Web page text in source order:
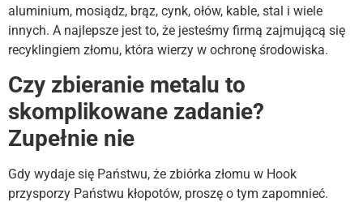
aluminium, mosiądz, brąz, cynk, ołów, kable, stal i wiele
innych. A najlepsze jest to, że jesteśmy firmą zajmującą się
recyklingiem złomu, która wierzy w ochronę środowiska.
Czy zbieranie metalu to
skomplikowane zadanie?
Zupełnie nie
Gdy wydaje się Państwu, że zbiórka złomu w Hook
przysporzy Państwu kłopotów, proszę o tym zapomnieć.